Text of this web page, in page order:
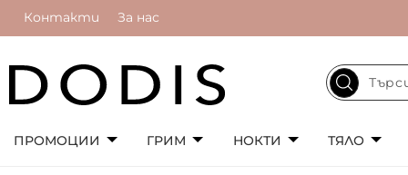
Контакти За нас
ПРОМОЦИИ ГРИМ НОКТИ ТЯЛО